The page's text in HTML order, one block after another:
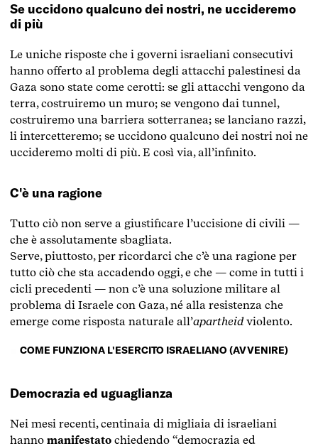
Se uccidono qualcuno dei nostri, ne uccideremo
di più
Le uniche risposte che i governi israeliani consecutivi
hanno offerto al problema degli attacchi palestinesi da
Gaza sono state come cerotti: se gli attacchi vengono da
terra, costruiremo un muro; se vengono dai tunnel,
costruiremo una barriera sotterranea; se lanciano razzi,
li intercetteremo; se uccidono qualcuno dei nostri noi ne
uccideremo molti di più. E così via, all’infinito.
C'è una ragione
Tutto ciò non serve a giustificare l’uccisione di civili —
che è assolutamente sbagliata.
Serve, piuttosto, per ricordarci che c’è una ragione per
tutto ciò che sta accadendo oggi, e che — come in tutti i
cicli precedenti — non c’è una soluzione militare al
problema di Israele con Gaza, né alla resistenza che
emerge come risposta naturale all’apartheidviolento.
COME FUNZIONA L'ESERCITO ISRAELIANO (AVVENIRE)
Democrazia ed uguaglianza
Nei mesi recenti, centinaia di migliaia di israeliani
hanno manifestato chiedendo “democrazia ed